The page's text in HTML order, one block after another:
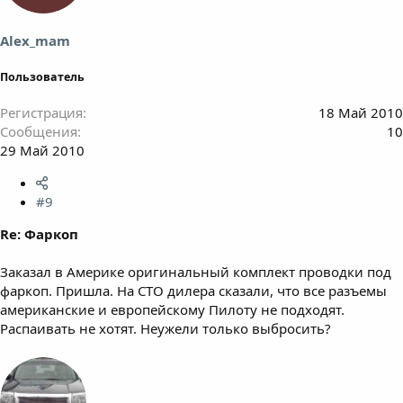
Alex_mam
Пользователь
Регистрация
18 Май 2010
Сообщения
10
29 Май 2010
#9
Re: Фаркоп
Заказал в Америке оригинальный комплект проводки под
фаркоп. Пришла. На СТО дилера сказали, что все разъемы
американские и европейскому Пилоту не подходят.
Распаивать не хотят. Неужели только выбросить?